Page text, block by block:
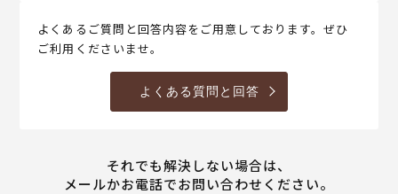
よくあるご質問と回答内容をご用意しております。ぜひ
ご利用くださいませ。
よくある質問と回答
それでも解決しない場合は、
メールかお電話でお問い合わせください。